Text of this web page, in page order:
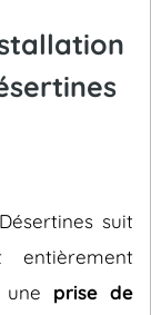
suit
une prise de